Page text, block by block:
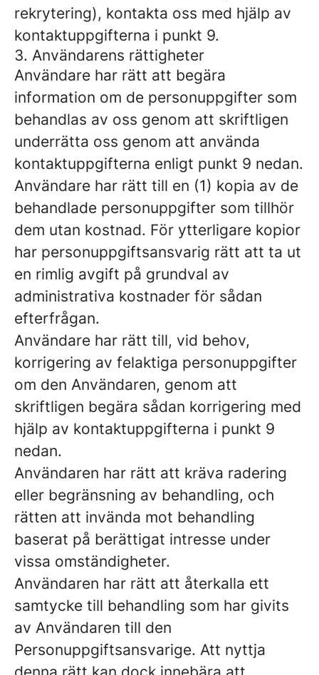
rekrytering), kontakta oss med hjälp av
kontaktuppgifterna i punkt 9.
3. Användarens rättigheter
Användare har rätt att begära
information om de personuppgifter som
behandlas av oss genom att skriftligen
underrätta oss genom att använda
kontaktuppgifterna enligt punkt 9 nedan.
Användare har rätt till en (1) kopia av de
behandlade personuppgifter som tillhör
dem utan kostnad. För ytterligare kopior
har personuppgiftsansvarig rätt att ta ut
en rimlig avgift på grundval av
administrativa kostnader för sådan
efterfrågan.
Användare har rätt till, vid behov,
korrigering av felaktiga personuppgifter
om den Användaren, genom att
skriftligen begära sådan korrigering med
hjälp av kontaktuppgifterna i punkt 9
nedan.
Användaren har rätt att kräva radering
eller begränsning av behandling, och
rätten att invända mot behandling
baserat på berättigat intresse under
vissa omständigheter.
Användaren har rätt att återkalla ett
samtycke till behandling som har givits
av Användaren till den
Personuppgiftsansvarige. Att nyttja